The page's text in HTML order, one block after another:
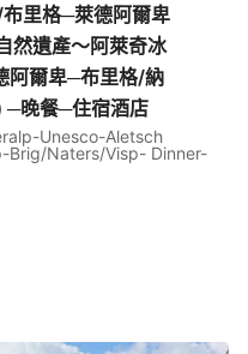
里格─萊德阿爾卑
然遺產～阿萊奇冰
阿爾卑─布里格/納
─晚餐─住宿酒店
Unesco-Aletsch
Brig/Naters/Visp- Dinner-